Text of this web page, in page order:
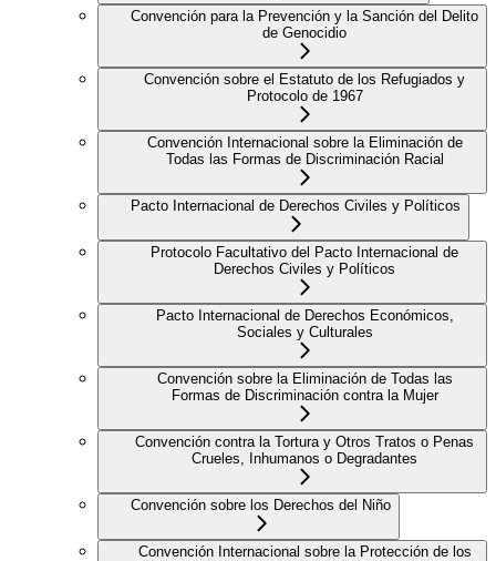
Convención para la Prevención y la Sanción del Delito
de Genocidio
Convención sobre el Estatuto de los Refugiados y
Protocolo de 1967
Convención Internacional sobre la Eliminación de
Todas las Formas de Discriminación Racial
Pacto Internacional de Derechos Civiles y Políticos
Protocolo Facultativo del Pacto Internacional de
Derechos Civiles y Políticos
Pacto Internacional de Derechos Económicos,
Sociales y Culturales
Convención sobre la Eliminación de Todas las
Formas de Discriminación contra la Mujer
Convención contra la Tortura y Otros Tratos o Penas
Crueles, Inhumanos o Degradantes
Convención sobre los Derechos del Niño
Convención Internacional sobre la Protección de los